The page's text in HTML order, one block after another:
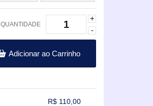
QUANTIDADE
+
-
Adicionar ao Carrinho
R$ 110,00